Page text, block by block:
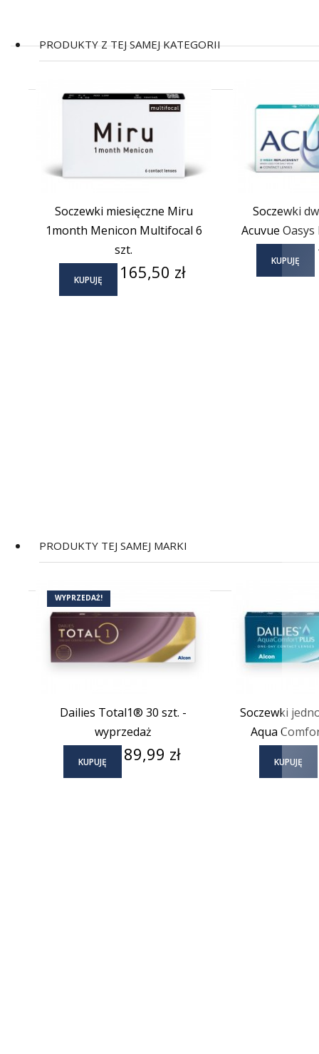
PRODUKTY Z TEJ SAMEJ KATEGORII
Soczewki miesięczne Miru
1month Menicon Multifocal 6
szt.
KUPUJĘ Cena
165,50 zł
Soczewki
Acuvue
KUPUJĘ
PRODUKTY TEJ SAMEJ MARKI
Dailies Total1® 30 szt. -
wyprzedaż
KUPUJĘ Cena
89,99 zł
WYPRZEDAŻ!
Soczewki
Aqua
KUPUJĘ